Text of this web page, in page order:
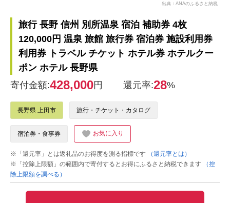
出典：ANAのふるさと納税
旅行 長野 信州 別所温泉 宿泊 補助券 4枚
120,000円 温泉 旅館 旅行券 宿泊券 施設利用券
利用券 トラベル チケット ホテル券 ホテルクー
ポン ホテル 長野県
寄付金額:428,000円 還元率:28%
長野県 上田市 旅行・チケット・カタログ
宿泊券・食事券 お気に入り
※「還元率」とは返礼品のお得度を測る指標です
（還元率とは）
※「控除上限額」の範囲内で寄付するとお得にふるさと納税できます
（控
除上限額を調べる）